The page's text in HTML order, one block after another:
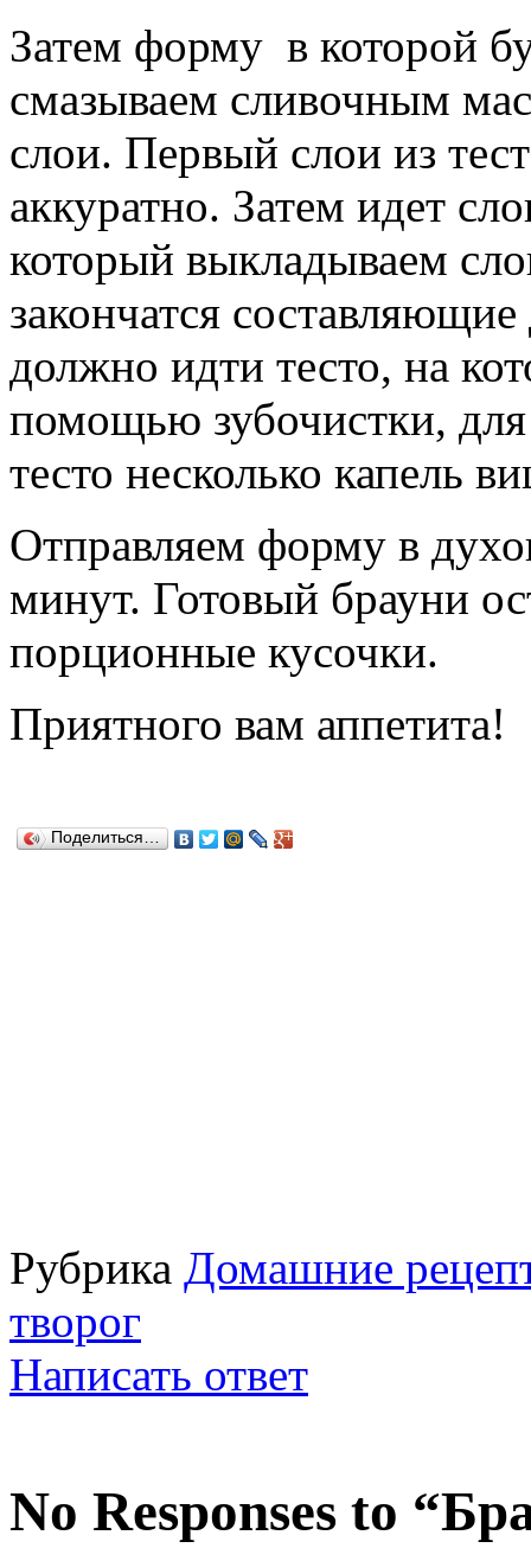
Затем форму в которой
смазываем сливочным
слои. Первый слои из
аккуратно. Затем идет
который выкладываем
закончатся
должно идти тесто, на
помощью зубочистки,
тесто несколько капель
Отправляем форму в
минут. Готовый брауни
порционные кусочки.
Приятного вам аппетита!
Поделиться…
Рубрика Домашние
творог
Написать ответ
No Responses to